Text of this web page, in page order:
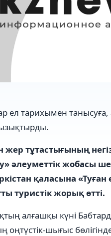
ел тарихымен
жер тұтастығының
әлеуметтік жобасы
қаласына «Туған
туристік жорық өтті.
алғашқы күні
оңтүстік-шығыс